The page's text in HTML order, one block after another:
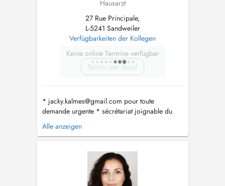
Hausarzt
27 Rue Principale,
L-5241 Sandweiler
Verfügbarkeiten der Kollegen
Keine online Termine verfügbar
Termin per Anruf
* jacky.kalmes@gmail.com pour toute
demande urgente * sécrétariat joignable du
lundi-vendredi de 8h-11h au numéro 35 04 56
* horaires des consultations UNIQUEMENT
8h-11h45 et 14h-16h30 - Mer: 8h-11h45 et 14h-
16h30 - Jeu: absente - Ven:...
Alle anzeigen